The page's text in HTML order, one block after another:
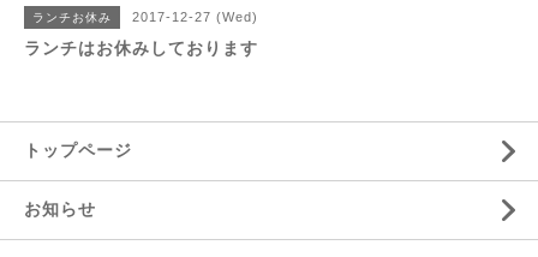
ランチお休み 2017-12-27 (Wed)
ランチはお休みしております
トップページ
お知らせ